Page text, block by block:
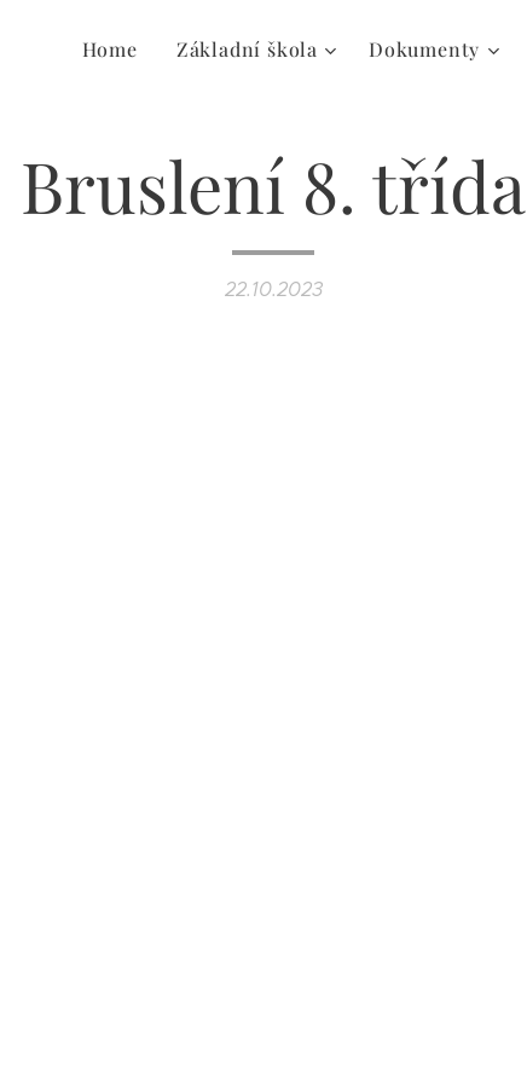
Home Základní škola Dokumenty
Bruslení 8. třída
22.10.2023